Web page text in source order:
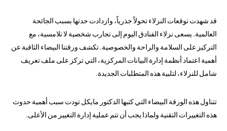
قد شهدت توقعات النزلاء تحولاً جذرياً، وازدادت حدتها بسبب الجائحة
العالمية. يسعى نزلاء الفنادق اليوم إلى تجارب شخصية لا تلامسية، مع
التركيز على السلامة والراحة والخصوصية. تكشف ورقتنا البيضاء الثاقبة عن
أهمية اعتماد أنظمة إدارة البيانات المركزية، التي تركز على ملف تعريف
شامل للنزلاء، لتلبية هذه المتطلبات الجديدة.
تتناول هذه الورقة البيضاء التي كتبها الدكتور مايكل تودت سبب أهمية حدوث
هذه التغييرات التقنية ولماذا يجب أن تتم عملية إدارة التغيير من الأعلى.